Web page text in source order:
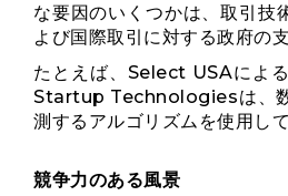
な要因のいくつかは、取引技
よび国際取引に対する政府の
たとえば、Select USAによ
Startup Technologiesは、数
測するアルゴリズムを使用し
競争力のある風景